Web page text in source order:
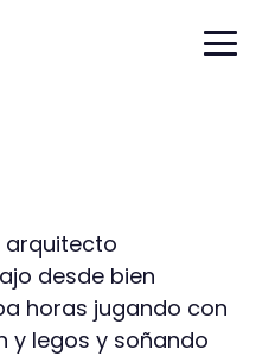
arquitecto
desde bien
horas jugando con
y legos y soñando